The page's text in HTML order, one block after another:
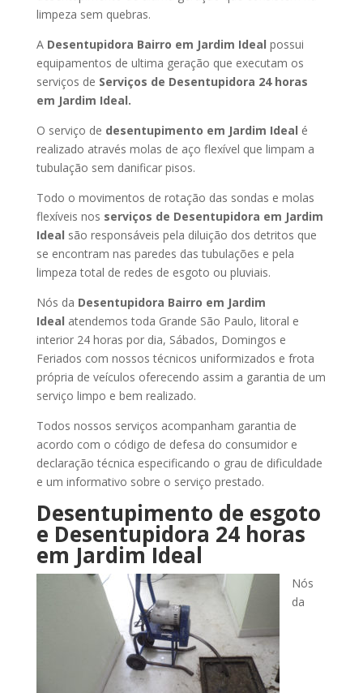
limpeza sem quebras.
A Desentupidora Bairro em Jardim Ideal possui
equipamentos de ultima geração que executam os
serviços de Serviços de Desentupidora 24 horas
em Jardim Ideal.
O serviço de desentupimento em Jardim Ideal é
realizado através molas de aço flexível que limpam a
tubulação sem danificar pisos.
Todo o movimentos de rotação das sondas e molas
flexíveis nos serviços de Desentupidora em Jardim
Ideal são responsáveis pela diluição dos detritos que
se encontram nas paredes das tubulações e pela
limpeza total de redes de esgoto ou pluviais.
Nós da Desentupidora Bairro em Jardim
Ideal atendemos toda Grande São Paulo, litoral e
interior 24 horas por dia, Sábados, Domingos e
Feriados com nossos técnicos uniformizados e frota
própria de veículos oferecendo assim a garantia de um
serviço limpo e bem realizado.
Todos nossos serviços acompanham garantia de
acordo com o código de defesa do consumidor e
declaração técnica especificando o grau de dificuldade
e um informativo sobre o serviço prestado.
Desentupimento de esgoto
e Desentupidora 24 horas
em Jardim Ideal
Nós
da